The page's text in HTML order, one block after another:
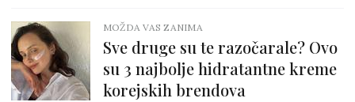
MOŽDA VAS ZANIMA
Sve druge su te razočarale? Ovo
su 3 najbolje hidratantne kreme
korejskih brendova